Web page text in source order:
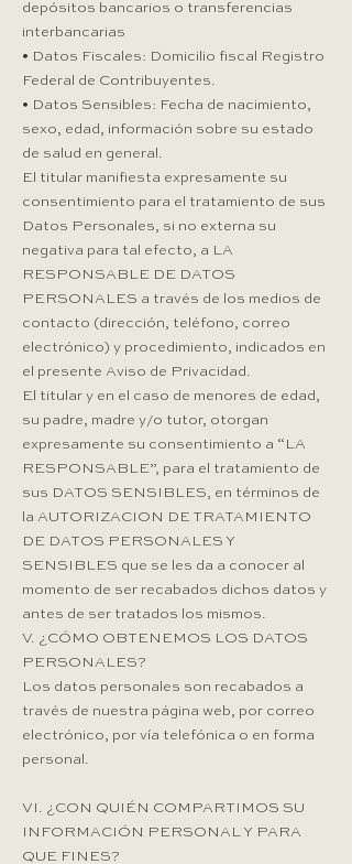
depósitos bancarios o transferencias
interbancarias
• Datos Fiscales: Domicilio fiscal Registro
Federal de Contribuyentes.
• Datos Sensibles: Fecha de nacimiento,
sexo, edad, información sobre su estado
de salud en general.
El titular manifiesta expresamente su
consentimiento para el tratamiento de sus
Datos Personales, si no externa su
negativa para tal efecto, a LA
RESPONSABLE DE DATOS
PERSONALES a través de los medios de
contacto (dirección, teléfono, correo
electrónico) y procedimiento, indicados en
el presente Aviso de Privacidad.
El titular y en el caso de menores de edad,
su padre, madre y/o tutor, otorgan
expresamente su consentimiento a “LA
RESPONSABLE”, para el tratamiento de
sus DATOS SENSIBLES, en términos de
la AUTORIZACION DE TRATAMIENTO
DE DATOS PERSONALES Y
SENSIBLES que se les da a conocer al
momento de ser recabados dichos datos y
antes de ser tratados los mismos.
V. ¿CÓMO OBTENEMOS LOS DATOS
PERSONALES?​
Los datos personales son recabados a
través de nuestra página web, por correo
electrónico, por vía telefónica o en forma
personal.
VI. ¿CON QUIÉN COMPARTIMOS SU
INFORMACIÓN PERSONAL Y PARA
QUE FINES?